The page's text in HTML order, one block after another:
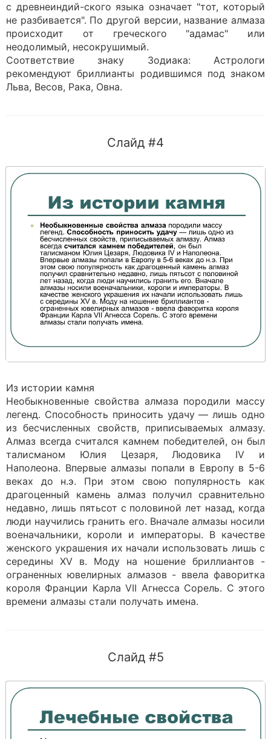
с древнеиндий-ского языка означает "тот, который
не разбивается". По другой версии, название алмаза
происходит от греческого "адамас" или
неодолимый, несокрушимый.
Соответствие знаку Зодиака: Астрологи
рекомендуют бриллианты родившимся под знаком
Льва, Весов, Рака, Овна.
Слайд #4
Из истории камня
Необыкновенные свойства алмаза породили массу
легенд. Способность приносить удачу — лишь одно
из бесчисленных свойств, приписываемых алмазу.
Алмаз всегда считался камнем победителей, он был
талисманом Юлия Цезаря, Людовика IV и
Наполеона. Впервые алмазы попали в Европу в 5-6
веках до н.э. При этом свою популярность как
драгоценный камень алмаз получил сравнительно
недавно, лишь пятьсот с половиной лет назад, когда
люди научились гранить его. Вначале алмазы носили
военачальники, короли и императоры. В качестве
женского украшения их начали использовать лишь с
середины XV в. Моду на ношение бриллиантов -
ограненных ювелирных алмазов - ввела фаворитка
короля Франции Карла VII Агнесса Сорель. С этого
времени алмазы стали получать имена.
Слайд #5